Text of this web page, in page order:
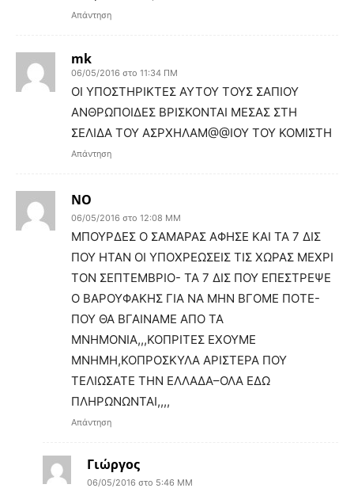
Απάντηση
mk
06/05/2016 στο 11:34 ΠΜ
ΟΙ ΥΠΟΣΤΗΡΙΚΤΕΣ ΑΥΤΟΥ ΤΟΥΣ ΣΑΠΙΟΥ
ΑΝΘΡΩΠΟΙΔΕΣ ΒΡΙΣΚΟΝΤΑΙ ΜΕΣΑΣ ΣΤΗ
ΣΕΛΙΔΑ ΤΟΥ ΑΣΡΧΗΛΑΜ@@ΙΟΥ ΤΟΥ ΚΟΜΙΣΤΗ
Απάντηση
ΝΟ
06/05/2016 στο 12:08 ΜΜ
ΜΠΟΥΡΔΕΣ Ο ΣΑΜΑΡΑΣ ΑΦΗΣΕ ΚΑΙ ΤΑ 7 ΔΙΣ
ΠΟΥ ΗΤΑΝ ΟΙ ΥΠΟΧΡΕΩΣΕΙΣ ΤΙΣ ΧΩΡΑΣ ΜΕΧΡΙ
ΤΟΝ ΣΕΠΤΕΜΒΡΙΟ- ΤΑ 7 ΔΙΣ ΠΟΥ ΕΠΕΣΤΡΕΨΕ
Ο ΒΑΡΟΥΦΑΚΗΣ ΓΙΑ ΝΑ ΜΗΝ ΒΓΟΜΕ ΠΟΤΕ-
ΠΟΥ ΘΑ ΒΓΑΙΝΑΜΕ ΑΠΟ ΤΑ
ΜΝΗΜΟΝΙΑ,,,ΚΟΠΡΙΤΕΣ ΕΧΟΥΜΕ
ΜΝΗΜΗ,ΚΟΠΡΟΣΚΥΛΑ ΑΡΙΣΤΕΡΑ ΠΟΥ
ΤΕΛΙΩΣΑΤΕ ΤΗΝ ΕΛΛΑΔΑ–ΟΛΑ ΕΔΩ
ΠΛΗΡΩΝΩΝΤΑΙ,,,,
Απάντηση
Γιώργος
06/05/2016 στο 5:46 ΜΜ